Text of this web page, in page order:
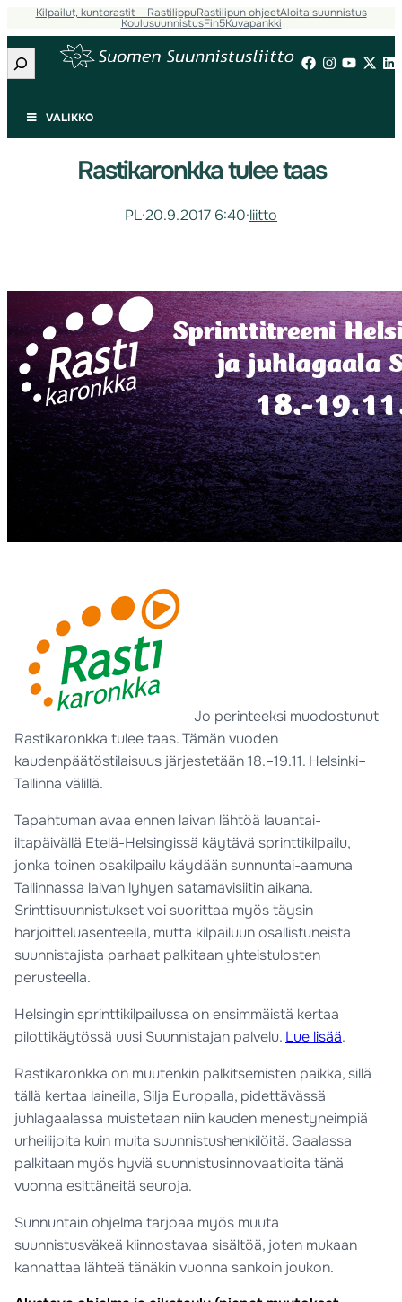
Kilpailut, kuntorastit – RastilippuRastilipun ohjeetAloita suunnistus
KoulusuunnistusFin5Kuvapankki
Etsi
VALIKKO
Rastikaronkka tulee taas
PL·20.9.2017 6:40·liitto
Jo perinteeksi muodostunut
Rastikaronkka tulee taas. Tämän vuoden
kaudenpäätöstilaisuus järjestetään 18.–19.11. Helsinki–
Tallinna välillä.
Tapahtuman avaa ennen laivan lähtöä lauantai-
iltapäivällä Etelä-Helsingissä käytävä sprinttikilpailu,
jonka toinen osakilpailu käydään sunnuntai-aamuna
Tallinnassa laivan lyhyen satamavisiitin aikana.
Srinttisuunnistukset voi suorittaa myös täysin
harjoitteluasenteella, mutta kilpailuun osallistuneista
suunnistajista parhaat palkitaan yhteistulosten
perusteella.
Helsingin sprinttikilpailussa on ensimmäistä kertaa
pilottikäytössä uusi Suunnistajan palvelu. Lue lisää.
Rastikaronkka on muutenkin palkitsemisten paikka, sillä
tällä kertaa laineilla, Silja Europalla, pidettävässä
juhlagaalassa muistetaan niin kauden menestyneimpiä
urheilijoita kuin muita suunnistushenkilöitä. Gaalassa
palkitaan myös hyviä suunnistusinnovaatioita tänä
vuonna esittäneitä seuroja.
Sunnuntain ohjelma tarjoaa myös muuta
suunnistusväkeä kiinnostavaa sisältöä, joten mukaan
kannattaa lähteä tänäkin vuonna sankoin joukon.